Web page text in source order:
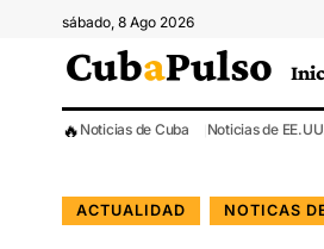
sábado, 8 Ago 2026
🔥 Noticias de Cuba Noticias de
ACTUALIDAD NOTICAS